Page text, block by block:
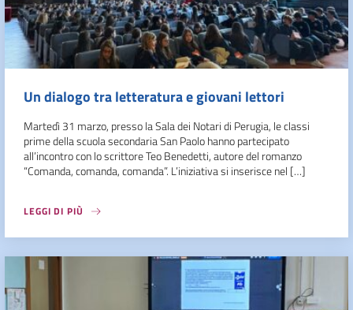
Un dialogo tra letteratura e giovani lettori
Martedì 31 marzo, presso la Sala dei Notari di Perugia, le classi
prime della scuola secondaria San Paolo hanno partecipato
all’incontro con lo scrittore Teo Benedetti, autore del romanzo
“Comanda, comanda, comanda”. L’iniziativa si inserisce nel […]
LEGGI DI PIÙ